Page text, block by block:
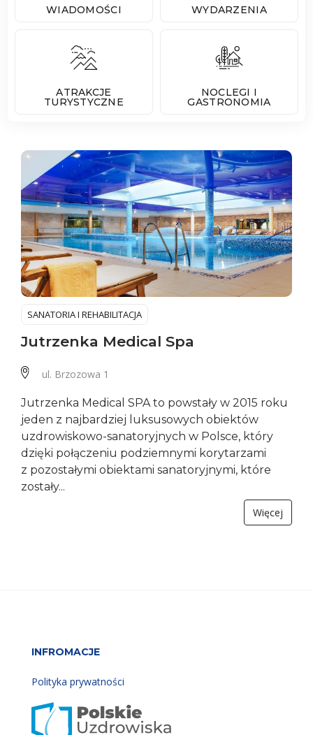
WIADOMOŚCI WYDARZENIA
ATRAKCJE
TURYSTYCZNE
NOCLEGI I
GASTRONOMIA
SANATORIA I REHABILITACJA
Jutrzenka Medical Spa
ul. Brzozowa 1
Jutrzenka Medical SPA to powstały w 2015 roku
jeden z najbardziej luksusowych obiektów
uzdrowiskowo-sanatoryjnych w Polsce, który
dzięki połączeniu podziemnymi korytarzami
z pozostałymi obiektami sanatoryjnymi, które
zostały...
Więcej
INFROMACJE
Polityka prywatności